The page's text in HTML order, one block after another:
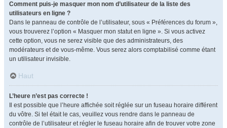
Comment puis-je masquer mon nom d’utilisateur de la liste des
utilisateurs en ligne ?
Dans le panneau de contrôle de l’utilisateur, sous « Préférences du forum »,
vous trouverez l’option « Masquer mon statut en ligne ». Si vous activez
cette option, vous ne serez visible que des administrateurs, des
modérateurs et de vous-même. Vous serez alors comptabilisé comme étant
un utilisateur invisible.
Haut
L’heure n’est pas correcte !
Il est possible que l’heure affichée soit réglée sur un fuseau horaire différent
du vôtre. Si tel était le cas, veuillez vous rendre dans le panneau de
contrôle de l’utilisateur et régler le fuseau horaire afin de trouver votre zone